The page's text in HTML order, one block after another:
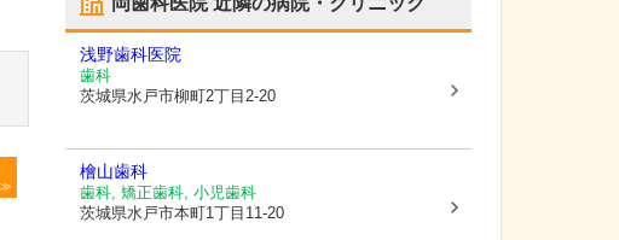
浅野歯科医院
歯科
茨城県水戸市柳町2丁目2-20
檜山歯科
歯科, 矯正歯科, 小児歯科
茨城県水戸市本町1丁目11-20